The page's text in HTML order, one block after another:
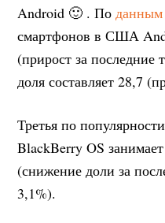
Android 🙂 . Поданным
смартфонов в США
(прирост за последние
доля составляет 28,7
Третья по
BlackBerry OS
(снижение доли за
3,1%).